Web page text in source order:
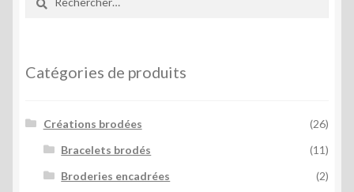
Catégories de produits
Créations brodées
(26)
Bracelets brodés
(11)
Broderies encadrées
(2)